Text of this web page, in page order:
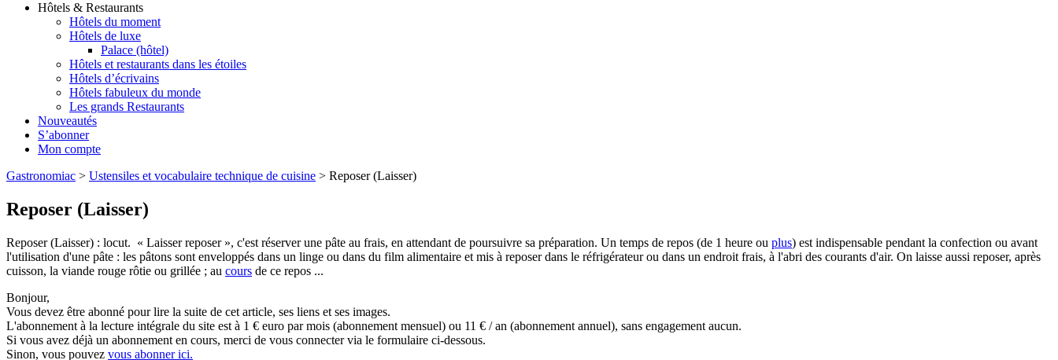
Hôtels & Restaurants
Hôtels du moment
Hôtels de luxe
Palace (hôtel)
Hôtels et restaurants dans les étoiles
Hôtels d’écrivains
Hôtels fabuleux du monde
Les grands Restaurants
Nouveautés
S’abonner
Mon compte
Gastronomiac > Ustensiles et vocabulaire technique de cuisine > Reposer (Laisser)
Reposer (Laisser)
Reposer (Laisser) : locut. « Laisser reposer », c'est réserver une pâte au frais, en attendant de poursuivre sa préparation. Un temps de repos (de 1 heure ou plus) est indispensable pendant la confection ou avant
l'utilisation d'une pâte : les pâtons sont enveloppés dans un linge ou dans du film alimentaire et mis à reposer dans le réfrigérateur ou dans un endroit frais, à l'abri des courants d'air. On laisse aussi reposer, après
cuisson, la viande rouge rôtie ou grillée ; au cours de ce repos ...
Bonjour,
Vous devez être abonné pour lire la suite de cet article, ses liens et ses images.
L'abonnement à la lecture intégrale du site est à 1 € euro par mois (abonnement mensuel) ou 11 € / an (abonnement annuel), sans engagement aucun.
Si vous avez déjà un abonnement en cours, merci de vous connecter via le formulaire ci-dessous.
Sinon, vous pouvez vous abonner ici.